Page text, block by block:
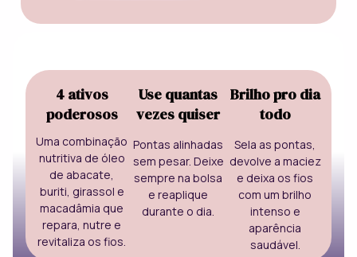
4 ativos
poderosos
Uma combinação
nutritiva de óleo
de abacate,
buriti, girassol e
macadâmia que
repara, nutre e
revitaliza os fios.
Use quantas
vezes quiser
Pontas alinhadas
sem pesar. Deixe
sempre na bolsa
e reaplique
durante o dia.
Brilho pro dia
todo
Sela as pontas,
devolve a maciez
e deixa os fios
com um brilho
intenso e
aparência
saudável.